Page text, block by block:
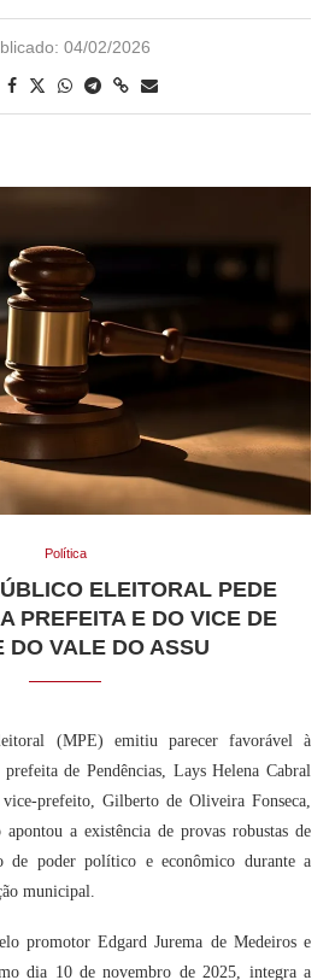
04/02/2026
Política
ELEITORAL PEDE
PREFEITA E DO VICE DE
DO VALE DO ASSU
(MPE) emitiu parecer favorável à
prefeita de Pendências, Lays Helena Cabral
prefeito, Gilberto de Oliveira Fonseca,
a existência de provas robustas de
de poder político e econômico durante a
municipal.
promotor Edgard Jurema de Medeiros e
dia 10 de novembro de 2025, integra a